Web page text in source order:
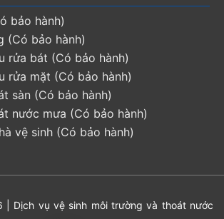
bảo hành)
(Có bảo hành)
rửa bát (Có bảo hành)
rửa mặt (Có bảo hành)
sàn (Có bảo hành)
nước mưa (Có bảo hành)
vệ sinh (Có bảo hành)
| Dịch vụ vệ sinh môi trường và thoát nước